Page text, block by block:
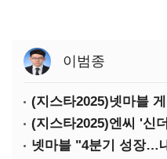
이범종
넷마블 "4분기 성장…